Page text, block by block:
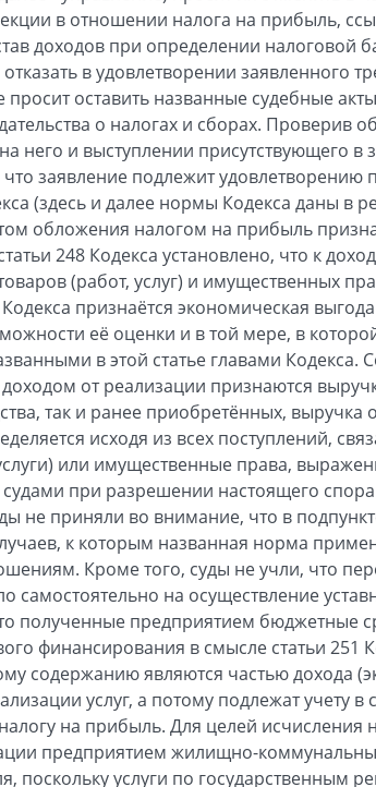
в отношении налога на прибыль,
доходов при определении налоговой
в удовлетворении заявленного
оставить названные судебные
о налогах и сборах. Проверив
него и выступлении присутствующего в
что заявление подлежит
(здесь и далее нормы Кодекса даны в
обложения налогом на прибыль
248 Кодекса установлено, что к
(работ, услуг) и имущественных
признаётся экономическая
её оценки и в той мере, в
в этой статье главами Кодекса.
от реализации признаются
так и ранее приобретённых,
исходя из всех поступлений,
или имущественные права,
при разрешении настоящего
не приняли во внимание, что в
к которым названная норма
Кроме того, суды не учли, что
самостоятельно на осуществление
полученные предприятием бюджетные
финансирования в смысле статьи
содержанию являются частью дохода
услуг, а потому подлежат учету в
на прибыль. Для целей исчисления
предприятием жилищно-
поскольку услуги по государственным